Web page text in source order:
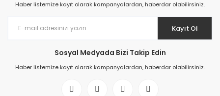
Haber listemize kayıt olarak kampanyalardan, haberdar olabilirsiniz.
Kayıt Ol
Sosyal Medyada Bizi Takip Edin
Haber listemize kayıt olarak kampanyalardan, haberdar olabilirsiniz.